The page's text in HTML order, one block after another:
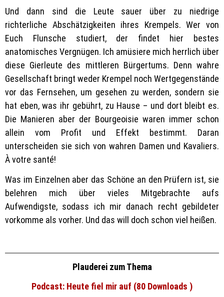
Und dann sind die Leute sauer über zu niedrige
richterliche Abschätzigkeiten ihres Krempels. Wer von
Euch Flunsche studiert, der findet hier bestes
anatomisches Vergnügen. Ich amüsiere mich herrlich über
diese Gierleute des mittleren Bürgertums. Denn wahre
Gesellschaft bringt weder Krempel noch Wertgegenstände
vor das Fernsehen, um gesehen zu werden, sondern sie
hat eben, was ihr gebührt, zu Hause – und dort bleibt es.
Die Manieren aber der Bourgeoisie waren immer schon
allein vom Profit und Effekt bestimmt. Daran
unterscheiden sie sich von wahren Damen und Kavaliers.
À votre santé!
Was im Einzelnen aber das Schöne an den Prüfern ist, sie
belehren mich über vieles Mitgebrachte aufs
Aufwendigste, sodass ich mir danach recht gebildeter
vorkomme als vorher. Und das will doch schon viel heißen.
Plauderei zum Thema
Podcast: Heute fiel mir auf (80 Downloads )